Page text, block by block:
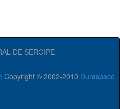
DE SERGIPE
Copyright © 2002-2010 Duraspace